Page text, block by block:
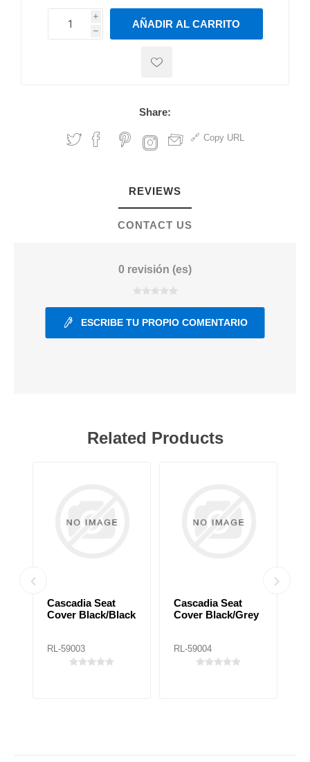
i
h
h
AÑADIR AL CARRITO
Share:
Copy URL
REVIEWS
CONTACT US
0 revisión (es)
ESCRIBE TU PROPIO COMENTARIO
Related Products
Cascadia Seat
Cover Black/Black
RL-59003
Cascadia Seat
Cover Black/Grey
RL-59004